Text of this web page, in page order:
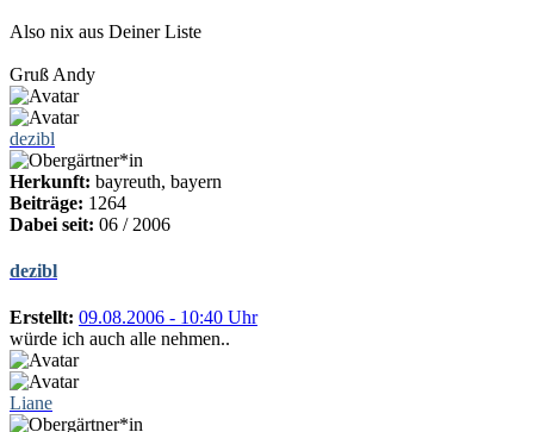
Also nix aus Deiner Liste
Gruß Andy
dezibl
Herkunft: bayreuth, bayern
Beiträge: 1264
Dabei seit: 06 / 2006
dezibl
Erstellt: 09.08.2006 - 10:40 Uhr
würde ich auch alle nehmen..
Liane